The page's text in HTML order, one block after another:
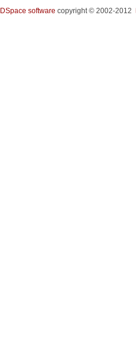
DSpace software copyright © 2002-2012